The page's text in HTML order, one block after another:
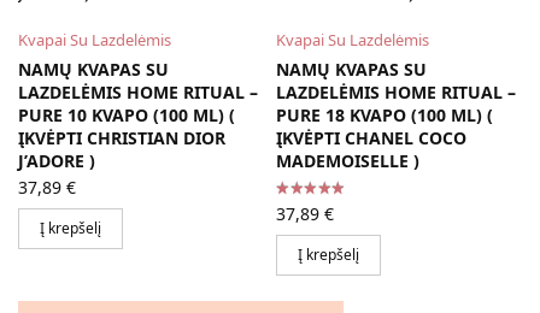
Kvapai Su Lazdelėmis
NAMŲ KVAPAS SU
LAZDELĖMIS HOME RITUAL –
PURE 10 KVAPO (100 ML) (
ĮKVĖPTI CHRISTIAN DIOR
J’ADORE )
37,89 €
Į krepšelį
Kvapai Su Lazdelėmis
NAMŲ KVAPAS SU
LAZDELĖMIS HOME RITUAL –
PURE 18 KVAPO (100 ML) (
ĮKVĖPTI CHANEL COCO
MADEMOISELLE )
37,89 €
Į krepšelį